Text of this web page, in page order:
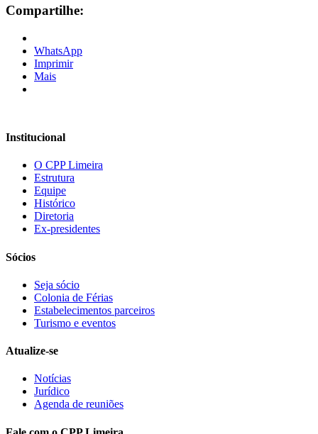
Compartilhe:
WhatsApp
Imprimir
Mais
Institucional
O CPP Limeira
Estrutura
Equipe
Histórico
Diretoria
Ex-presidentes
Sócios
Seja sócio
Colonia de Férias
Estabelecimentos parceiros
Turismo e eventos
Atualize-se
Notícias
Jurídico
Agenda de reuniões